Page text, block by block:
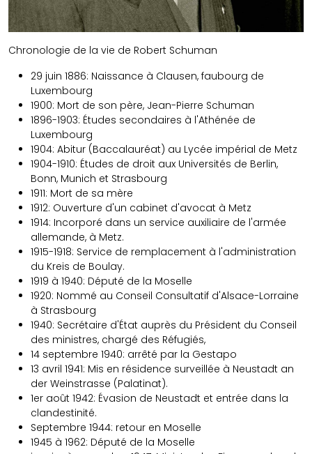
Chronologie de la vie de Robert Schuman
29 juin 1886: Naissance à Clausen, faubourg de
Luxembourg
1900: Mort de son père, Jean-Pierre Schuman
1896-1903: Études secondaires à l'Athénée de
Luxembourg
1904: Abitur (Baccalauréat) au Lycée impérial de Metz
1904-1910: Études de droit aux Universités de Berlin,
Bonn, Munich et Strasbourg
1911: Mort de sa mère
1912: Ouverture d'un cabinet d'avocat à Metz
1914: Incorporé dans un service auxiliaire de l'armée
allemande, à Metz.
1915-1918: Service de remplacement à l'administration
du Kreis de Boulay.
1919 à 1940: Député de la Moselle
1920: Nommé au Conseil Consultatif d'Alsace-Lorraine
à Strasbourg
1940: Secrétaire d'État auprès du Président du Conseil
des ministres, chargé des Réfugiés,
14 septembre 1940: arrêté par la Gestapo
13 avril 1941: Mis en résidence surveillée à Neustadt an
der Weinstrasse (Palatinat).
1er août 1942: Évasion de Neustadt et entrée dans la
clandestinité.
Septembre 1944: retour en Moselle
1945 à 1962: Député de la Moselle